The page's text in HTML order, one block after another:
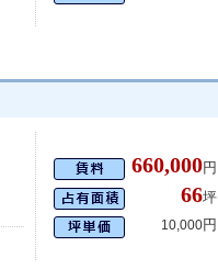
660,000円
66坪
10,000円